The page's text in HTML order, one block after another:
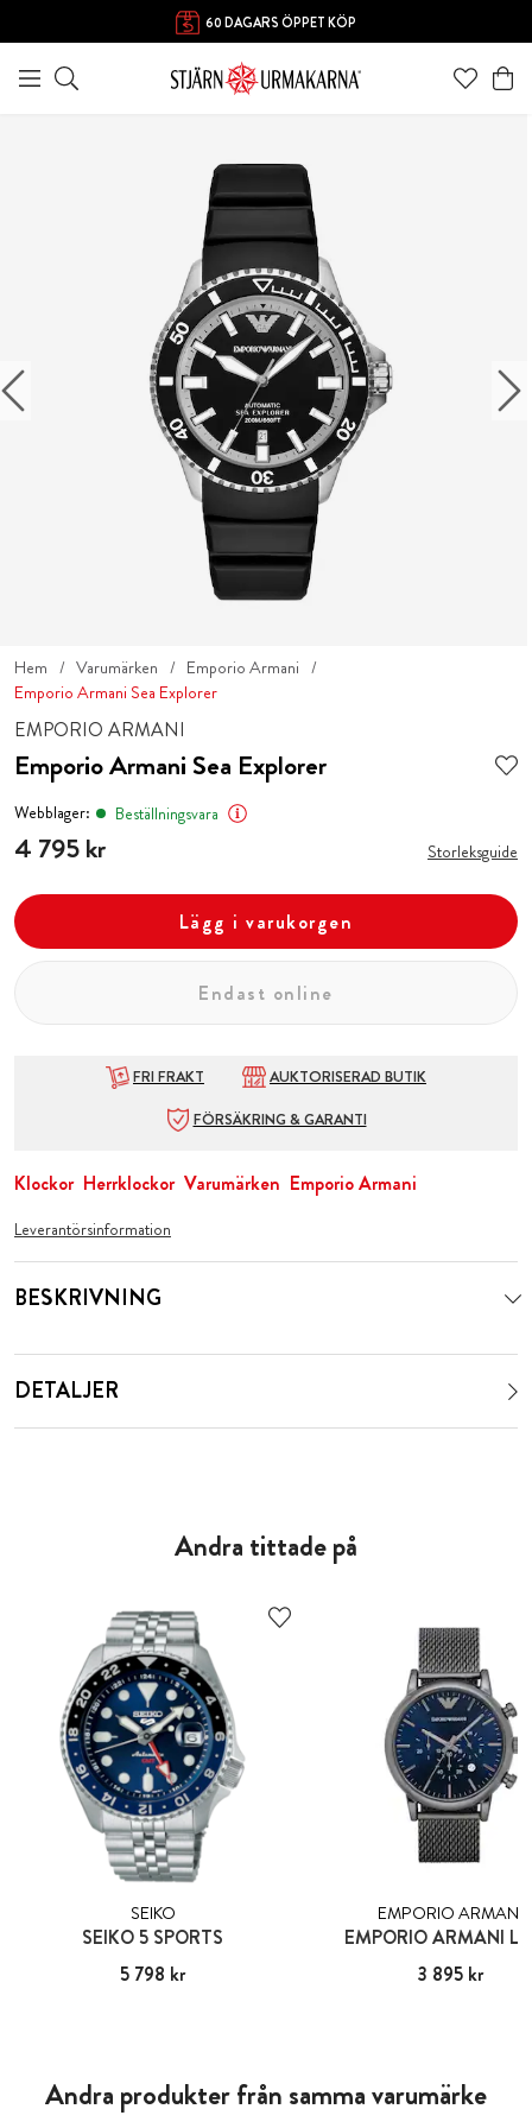
60 DAGARS ÖPPET KÖP
Hem Varumärken
Emporio Armani
Emporio Armani Sea Explorer
EMPORIO ARMANI
Emporio Armani Sea Explorer
Webblager: Beställningsvara
Pris:4 795 kr
4 795 kr Storleksguide
Lägg i varukorgen
Endast online
FRI FRAKT
AUKTORISERAD BUTIK
FÖRSÄKRING & GARANTI
Klockor Herrklockor Varumärken Emporio Armani
Leverantörsinformation
BESKRIVNING
DETALJER
Andra tittade på
SEIKO
SEIKO 5 SPORTS
Pris :5 798 kr
5 798 kr
EMPORIO ARMANI
EMPORIO ARMANI
Pris :3 895 kr
3 895 kr
Andra produkter från samma varumärke